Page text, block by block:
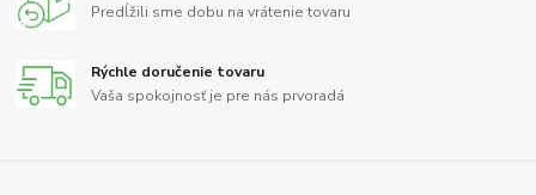
Predĺžili sme dobu na vrátenie tovaru
Rýchle doručenie tovaru
Vaša spokojnosť je pre nás prvoradá